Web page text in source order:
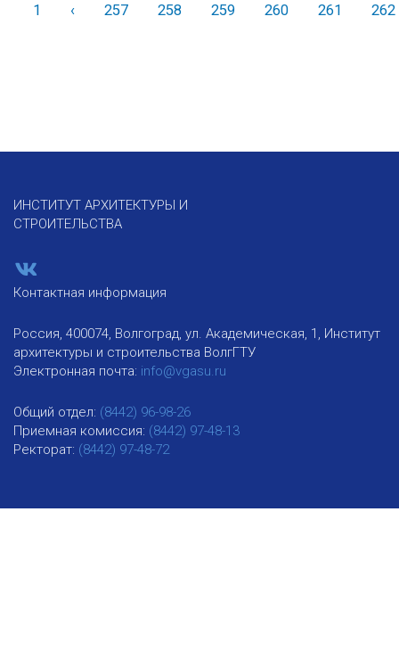
1 ‹Назад257 258 259 260 261 262
ИНСТИТУТ АРХИТЕКТУРЫ И
СТРОИТЕЛЬСТВА
Контактная информация
Россия, 400074, Волгоград, ул. Академическая, 1, Институт
архитектуры и строительства ВолгГТУ
Электронная почта: info@vgasu.ru
Общий отдел: (8442) 96-98-26
Приемная комиссия: (8442) 97-48-13
Ректорат: (8442) 97-48-72